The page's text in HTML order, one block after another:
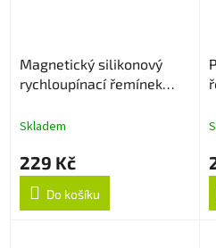
Magnetický silikonový
rychloupínací řemínek
Skladem
229 Kč
Do košíku